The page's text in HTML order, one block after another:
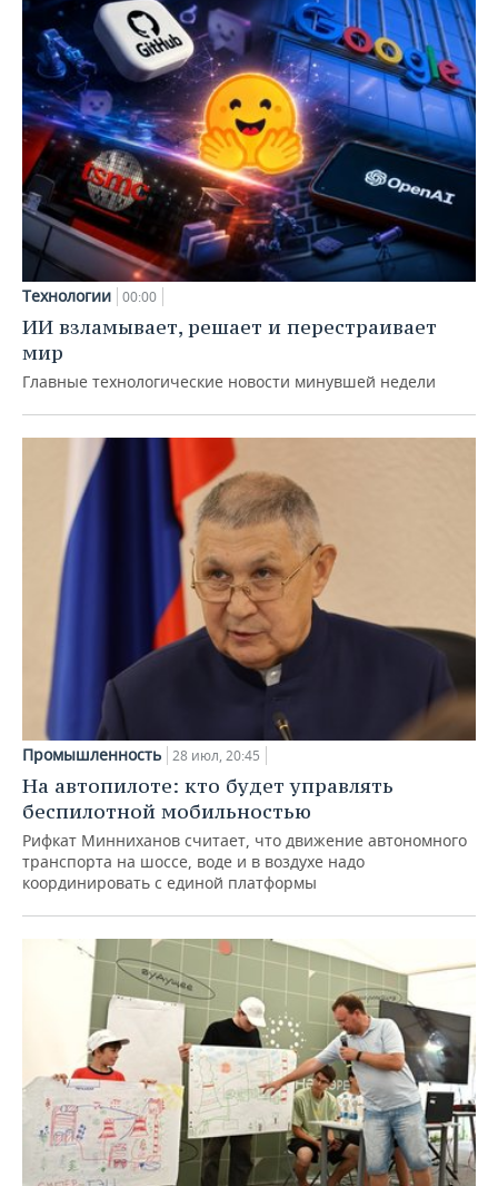
Технологии 00:00
ИИ взламывает, решает и перестраивает
мир
Главные технологические новости минувшей недели
Промышленность 28 июл, 20:45
На автопилоте: кто будет управлять
беспилотной мобильностью
Рифкат Минниханов считает, что движение автономного
транспорта на шоссе, воде и в воздухе надо
координировать с единой платформы